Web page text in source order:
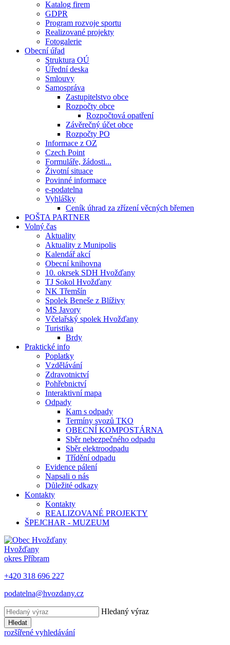
Katalog firem
GDPR
Program rozvoje sportu
Realizované projekty
Fotogalerie
Obecní úřad
Struktura OÚ
Úřední deska
Smlouvy
Samospráva
Zastupitelstvo obce
Rozpočty obce
Rozpočtová opatření
Závěrečný účet obce
Rozpočty PO
Informace z OZ
Czech Point
Formuláře, žádosti...
Životní situace
Povinné informace
e-podatelna
Vyhlášky
Ceník úhrad za zřízení věcných břemen
POŠTA PARTNER
Volný čas
Aktuality
Aktuality z Munipolis
Kalendář akcí
Obecní knihovna
10. okrsek SDH Hvožďany
TJ Sokol Hvožďany
NK Třemšín
Spolek Beneše z Blíživy
MS Javory
Včelařský spolek Hvožďany
Turistika
Brdy
Praktické info
Poplatky
Vzdělávání
Zdravotnictví
Pohřebnictví
Interaktivní mapa
Odpady
Kam s odpady
Termíny svozů TKO
OBECNÍ KOMPOSTÁRNA
Sběr nebezpečného odpadu
Sběr elektroodpadu
Třídění odpadu
Evidence pálení
Napsali o nás
Důležité odkazy
Kontakty
Kontakty
REALIZOVANÉ PROJEKTY
ŠPEJCHAR - MUZEUM
Hvožďany
okres Příbram
+420 318 696 227
podatelna@hvozdany.cz
Hledaný výraz
Hledat
rozšířené vyhledávání